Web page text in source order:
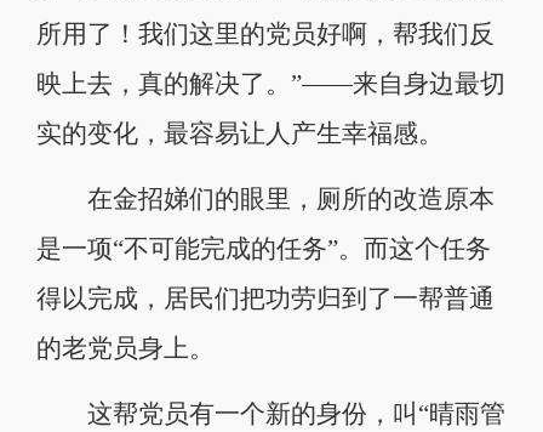
所用了！我们这里的党员好啊，帮我们反
映上去，真的解决了。”——来自身边最切
实的变化，最容易让人产生幸福感。
在金招娣们的眼里，厕所的改造原本
是一项“不可能完成的任务”。而这个任务
得以完成，居民们把功劳归到了一帮普通
的老党员身上。
这帮党员有一个新的身份，叫“晴雨管